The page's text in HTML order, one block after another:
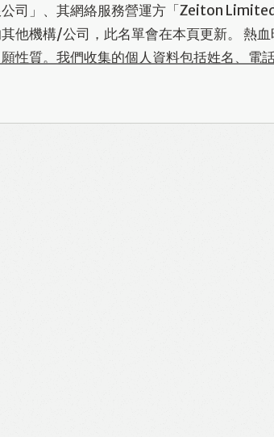
司」、其網絡服務營運方「Zeiton
他機構/公司，此名單會在本頁更新。 熱血
性質。我們收集的個人資料包括姓名、電
減，恕不另行通知。 熱血時報可以將你的